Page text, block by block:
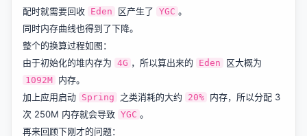
配时就需要回收 Eden 区产生了 YGC 。
同时内存曲线也得到了下降。
整个的换算过程如图：
由于初始化的堆内存为 4G ，所以算出来的 Eden 区大概为
1092M 内存。
加上应用启动 Spring 之类消耗的大约 20% 内存，所以分配 3
次 250M 内存就会导致 YGC 。
再来回顾下刚才的问题：